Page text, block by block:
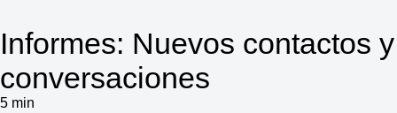
Informes: Nuevos contactos y
conversaciones
5 min